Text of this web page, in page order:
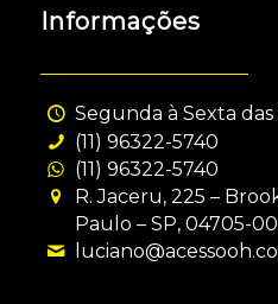
Informações
Segunda à Sexta das
(11) 96322-5740
(11) 96322-5740
R. Jaceru, 225 –
Paulo – SP, 04705-